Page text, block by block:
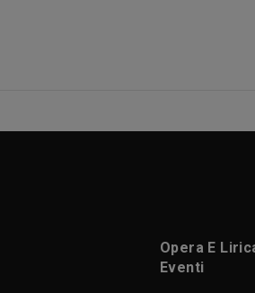
Opera E
Eventi